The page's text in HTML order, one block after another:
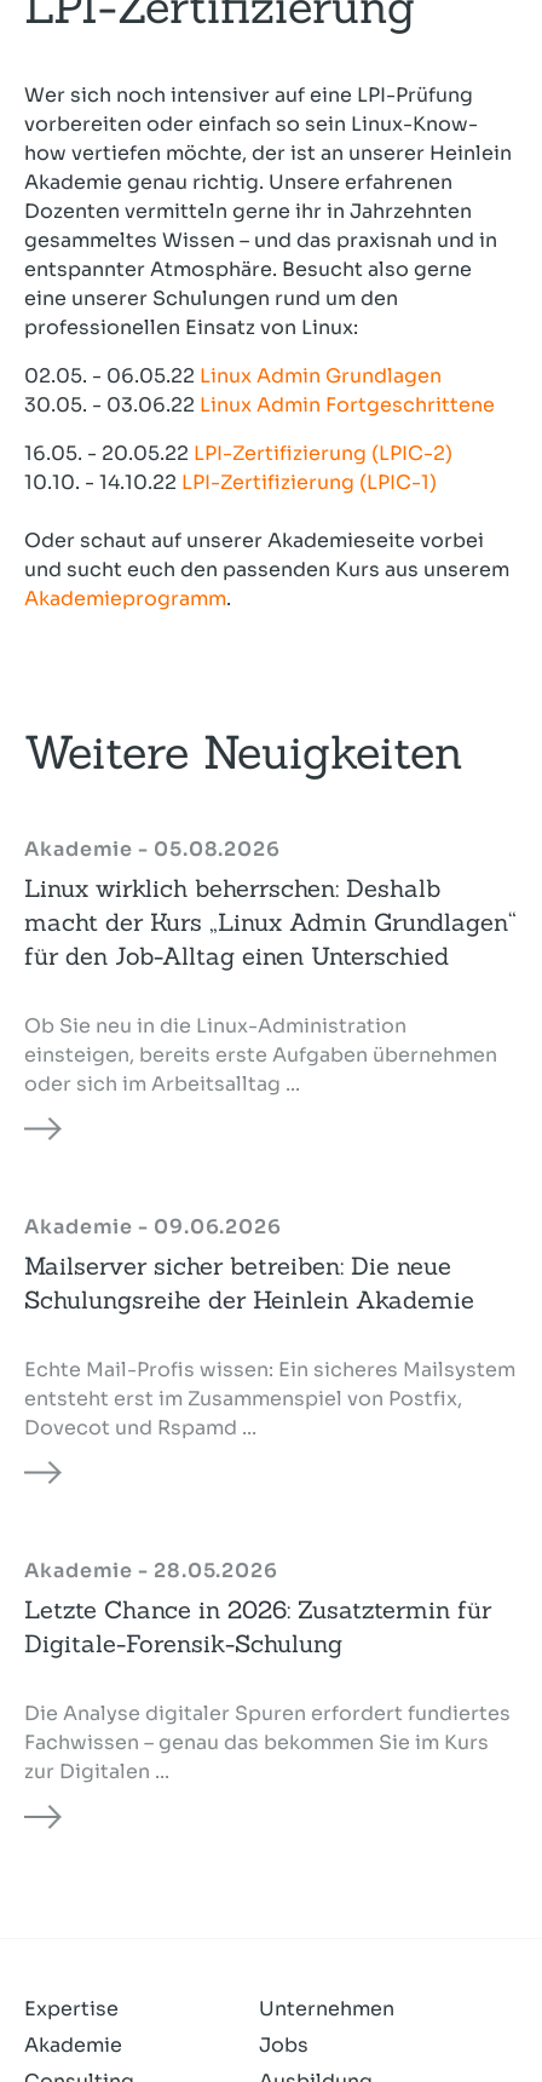
Wer sich noch intensiver auf eine LPI-Prüfung
vorbereiten oder einfach so sein Linux-Know-
how vertiefen möchte, der ist an unserer Heinlein
Akademie genau richtig. Unsere erfahrenen
Dozenten vermitteln gerne ihr in Jahrzehnten
gesammeltes Wissen – und das praxisnah und in
entspannter Atmosphäre. Besucht also gerne
eine unserer Schulungen rund um den
professionellen Einsatz von Linux:
02.05. - 06.05.22 Linux Admin Grundlagen
30.05. - 03.06.22 Linux Admin Fortgeschrittene
16.05. - 20.05.22 LPI-Zertifizierung (LPIC-2)
10.10. - 14.10.22 LPI-Zertifizierung (LPIC-1)
Oder schaut auf unserer Akademieseite vorbei
und sucht euch den passenden Kurs aus unserem
Akademieprogramm.
Weitere Neuigkeiten
Akademie - 05.08.2026
Linux wirklich beherrschen: Deshalb
macht der Kurs „Linux Admin Grundlagen“
für den Job-Alltag einen Unterschied
Ob Sie neu in die Linux-Administration
einsteigen, bereits erste Aufgaben übernehmen
oder sich im Arbeitsalltag ...
Akademie - 09.06.2026
Mailserver sicher betreiben: Die neue
Schulungsreihe der Heinlein Akademie
Echte Mail-Profis wissen: Ein sicheres Mailsystem
entsteht erst im Zusammenspiel von Postfix,
Dovecot und Rspamd ...
Akademie - 28.05.2026
Letzte Chance in 2026: Zusatztermin für
Digitale-Forensik-Schulung
Die Analyse digitaler Spuren erfordert fundiertes
Fachwissen – genau das bekommen Sie im Kurs
zur Digitalen ...
Expertise
Akademie
Unternehmen
Jobs